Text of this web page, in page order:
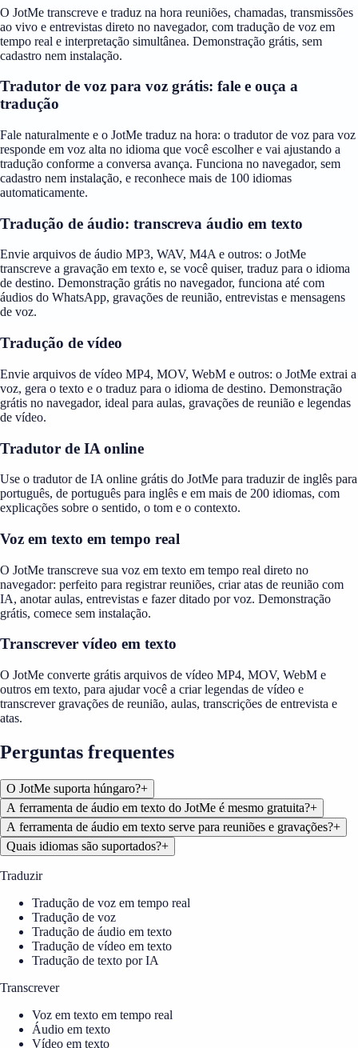
O JotMe transcreve e traduz na hora reuniões, chamadas, transmissões
ao vivo e entrevistas direto no navegador, com tradução de voz em
tempo real e interpretação simultânea. Demonstração grátis, sem
cadastro nem instalação.
Tradutor de voz para voz grátis: fale e ouça a
tradução
Fale naturalmente e o JotMe traduz na hora: o tradutor de voz para voz
responde em voz alta no idioma que você escolher e vai ajustando a
tradução conforme a conversa avança. Funciona no navegador, sem
cadastro nem instalação, e reconhece mais de 100 idiomas
automaticamente.
Tradução de áudio: transcreva áudio em texto
Envie arquivos de áudio MP3, WAV, M4A e outros: o JotMe
transcreve a gravação em texto e, se você quiser, traduz para o idioma
de destino. Demonstração grátis no navegador, funciona até com
áudios do WhatsApp, gravações de reunião, entrevistas e mensagens
de voz.
Tradução de vídeo
Envie arquivos de vídeo MP4, MOV, WebM e outros: o JotMe extrai a
voz, gera o texto e o traduz para o idioma de destino. Demonstração
grátis no navegador, ideal para aulas, gravações de reunião e legendas
de vídeo.
Tradutor de IA online
Use o tradutor de IA online grátis do JotMe para traduzir de inglês para
português, de português para inglês e em mais de 200 idiomas, com
explicações sobre o sentido, o tom e o contexto.
Voz em texto em tempo real
O JotMe transcreve sua voz em texto em tempo real direto no
navegador: perfeito para registrar reuniões, criar atas de reunião com
IA, anotar aulas, entrevistas e fazer ditado por voz. Demonstração
grátis, comece sem instalação.
Transcrever vídeo em texto
O JotMe converte grátis arquivos de vídeo MP4, MOV, WebM e
outros em texto, para ajudar você a criar legendas de vídeo e
transcrever gravações de reunião, aulas, transcrições de entrevista e
atas.
Perguntas frequentes
O JotMe suporta húngaro?+
A ferramenta de áudio em texto do JotMe é mesmo gratuita?+
A ferramenta de áudio em texto serve para reuniões e gravações?+
Quais idiomas são suportados?+
Traduzir
Tradução de voz em tempo real
Tradução de voz
Tradução de áudio em texto
Tradução de vídeo em texto
Tradução de texto por IA
Transcrever
Voz em texto em tempo real
Áudio em texto
Vídeo em texto